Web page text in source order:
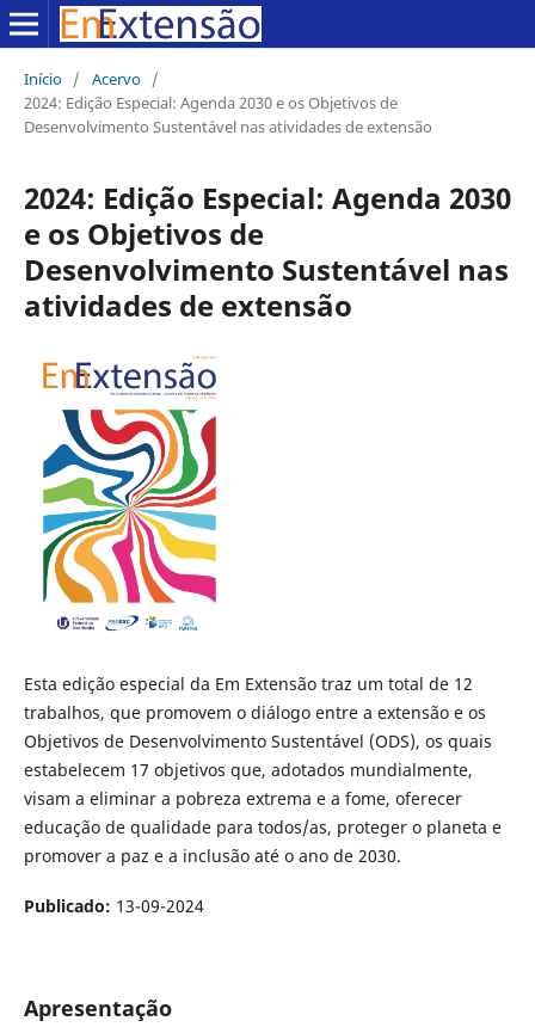
Início / Acervo /
2024: Edição Especial: Agenda 2030 e os Objetivos de
Desenvolvimento Sustentável nas atividades de extensão
2024: Edição Especial: Agenda 2030
e os Objetivos de
Desenvolvimento Sustentável nas
atividades de extensão
Esta edição especial da Em Extensão traz um total de 12
trabalhos, que promovem o diálogo entre a extensão e os
Objetivos de Desenvolvimento Sustentável (ODS), os quais
estabelecem 17 objetivos que, adotados mundialmente,
visam a eliminar a pobreza extrema e a fome, oferecer
educação de qualidade para todos/as, proteger o planeta e
promover a paz e a inclusão até o ano de 2030.
Publicado: 13-09-2024
Apresentação